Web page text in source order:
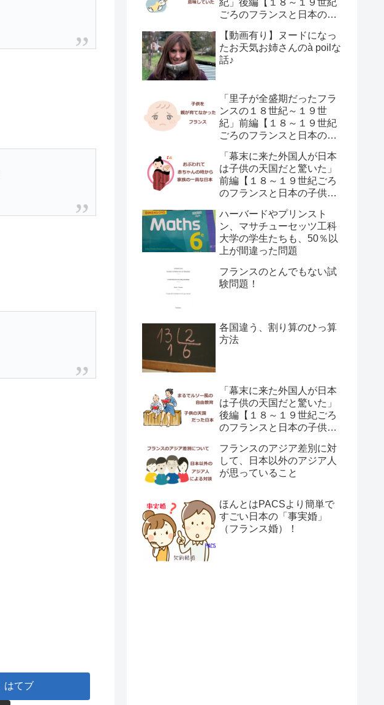
はてブ
ごろのフランスと日本の子
【動画有り】ヌードになっ
たお天気お姉さんのà poilな
話♪
「里子が全盛期だったフラ
ンスの１８世紀～１９世
紀」前編【１８～１９世紀
ごろのフランスと日本の子
「幕末に来た外国人が日本
は子供の天国だと驚いた」
前編【１８～１９世紀ごろ
のフランスと日本の子供の
ハーバードやプリンスト
ン、マサチューセッツ工科
大学の学生たちも、50％以
上が間違った問題
フランスのとんでもない試
験問題！
各国違う、割り算のひっ算
方法
「幕末に来た外国人が日本
は子供の天国だと驚いた」
後編【１８～１９世紀ごろ
のフランスと日本の子供の
フランスのアジア差別に対
して、日本以外のアジア人
が思っていること
ほんとはPACSより簡単で
すごい日本の「事実婚」
（フランス婚）！